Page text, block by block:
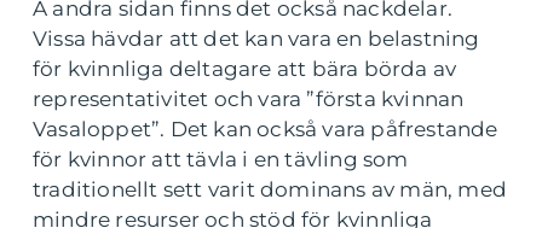
Å andra sidan finns det också nackdelar.
Vissa hävdar att det kan vara en belastning
för kvinnliga deltagare att bära börda av
representativitet och vara ”första kvinnan
Vasaloppet”. Det kan också vara påfrestande
för kvinnor att tävla i en tävling som
traditionellt sett varit dominans av män, med
mindre resurser och stöd för kvinnliga